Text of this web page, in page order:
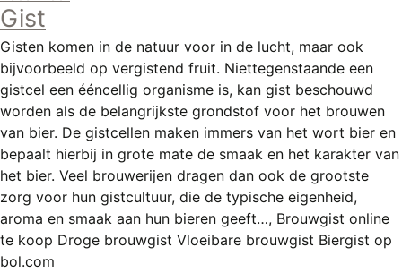
Gist
Gisten komen in de natuur voor in de lucht, maar ook
bijvoorbeeld op vergistend fruit. Niettegenstaande een
gistcel een ééncellig organisme is, kan gist beschouwd
worden als de belangrijkste grondstof voor het brouwen
van bier. De gistcellen maken immers van het wort bier en
bepaalt hierbij in grote mate de smaak en het karakter van
het bier. Veel brouwerijen dragen dan ook de grootste
zorg voor hun gistcultuur, die de typische eigenheid,
aroma en smaak aan hun bieren geeft…, Brouwgist online
te koop Droge brouwgist Vloeibare brouwgist Biergist op
bol.com